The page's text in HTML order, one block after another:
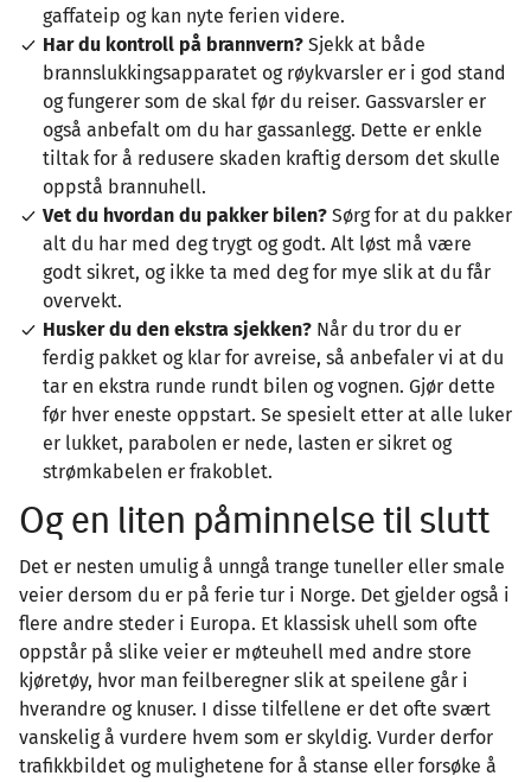
gaffateip og kan nyte ferien videre.
Har du kontroll på brannvern? Sjekk at både
brannslukkingsapparatet og røykvarsler er i god stand
og fungerer som de skal før du reiser. Gassvarsler er
også anbefalt om du har gassanlegg. Dette er enkle
tiltak for å redusere skaden kraftig dersom det skulle
oppstå brannuhell.
Vet du hvordan du pakker bilen? Sørg for at du pakker
alt du har med deg trygt og godt. Alt løst må være
godt sikret, og ikke ta med deg for mye slik at du får
overvekt.
Husker du den ekstra sjekken? Når du tror du er
ferdig pakket og klar for avreise, så anbefaler vi at du
tar en ekstra runde rundt bilen og vognen. Gjør dette
før hver eneste oppstart. Se spesielt etter at alle luker
er lukket, parabolen er nede, lasten er sikret og
strømkabelen er frakoblet.
Og en liten påminnelse til slutt
Det er nesten umulig å unngå trange tuneller eller smale
veier dersom du er på ferie tur i Norge. Det gjelder også i
flere andre steder i Europa. Et klassisk uhell som ofte
oppstår på slike veier er møteuhell med andre store
kjøretøy, hvor man feilberegner slik at speilene går i
hverandre og knuser. I disse tilfellene er det ofte svært
vanskelig å vurdere hvem som er skyldig. Vurder derfor
trafikkbildet og mulighetene for å stanse eller forsøke å